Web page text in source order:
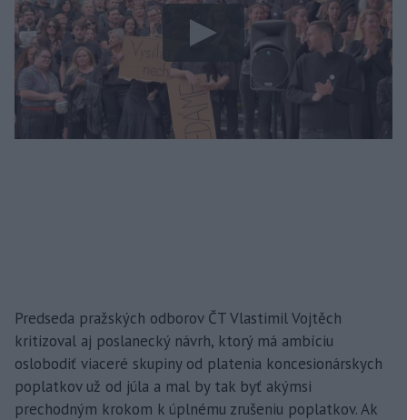
Predseda pražských odborov ČT Vlastimil Vojtěch
kritizoval aj poslanecký návrh, ktorý má ambíciu
oslobodiť viaceré skupiny od platenia koncesionárskych
poplatkov už od júla a mal by tak byť akýmsi
prechodným krokom k úplnému zrušeniu poplatkov. Ak